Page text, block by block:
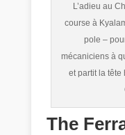
L’adieu au
course à
pole –
mécaniciens à
et partit la tête
The